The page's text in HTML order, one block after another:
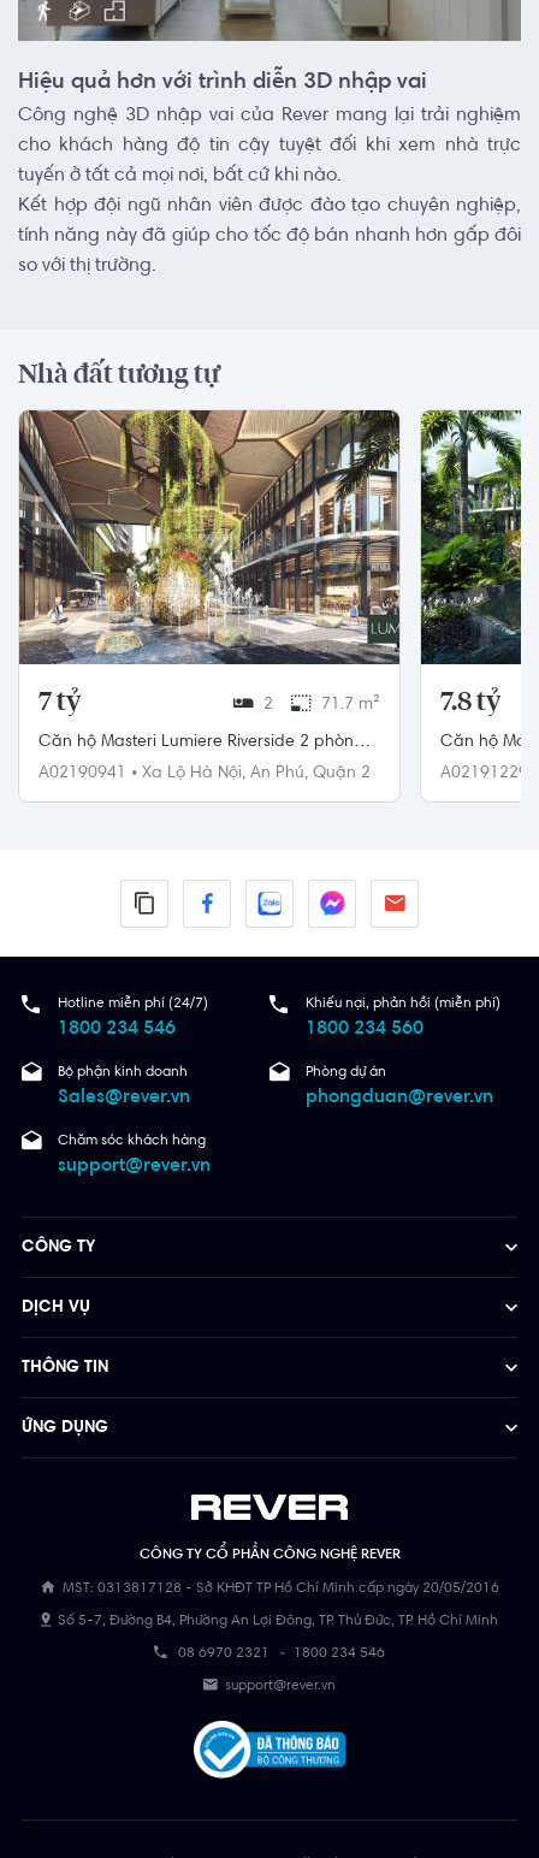
Hiệu quả hơn với trình diễn 3D nhập vai
Công nghệ 3D nhập vai của Rever mang lại trải nghiệm
cho khách hàng độ tin cậy tuyệt đối khi xem nhà trực
tuyến ở tất cả mọi nơi, bất cứ khi nào.
Kết hợp đội ngũ nhân viên được đào tạo chuyên nghiệp,
tính năng này đã giúp cho tốc độ bán nhanh hơn gấp đôi
so với thị trường.
Nhà đất tương tự
7 tỷ 2 71.7 m²
Căn hộ Masteri Lumiere Riverside 2 phòng
ngủ diện tích 71.7m²
A02190941 • Xa Lộ Hà Nội, An Phú, Quận 2
7.8 tỷ
Căn hộ
ngủ tầng
A02191229
Hotline miễn phí (24/7)
1800 234 546
Khiếu nại, phản hồi (miễn phí)
1800 234 560
Bộ phận kinh doanh
Sales@rever.vn
Phòng dự án
phongduan@rever.vn
Chăm sóc khách hàng
support@rever.vn
CÔNG TY CỔ PHẦN CÔNG NGHỆ REVER
MST: 0313817128 - Sở KHĐT TP Hồ Chí Minh cấp ngày 20/05/2016
Số 5-7, Đường B4, Phường An Lợi Đông, TP. Thủ Đức, TP. Hồ Chí Minh
08 6970 2321 - 1800 234 546
support@rever.vn
CÔNG TY
DỊCH VỤ
THÔNG TIN
ỨNG DỤNG